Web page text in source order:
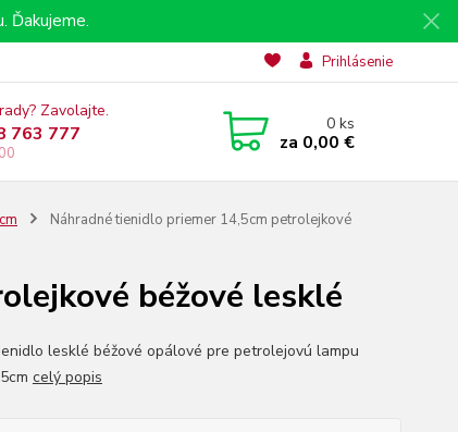
Ďakujeme.
Prihlásenie
Zavolajte.
763 777 0ks
za 0,00 €
Náhradné tienidlo priemer 14,5cm petrolejkové
béžové lesklé
lesklé béžové opálové pre petrolejovú lampu
celý popis